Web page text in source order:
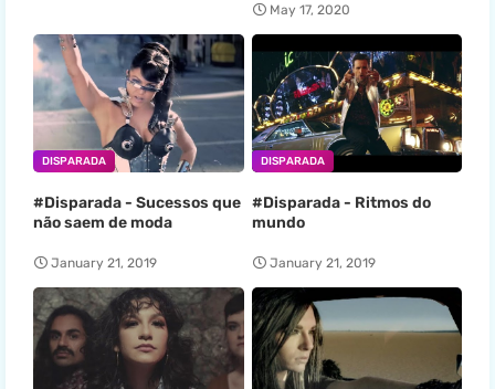
May 17, 2020
DISPARADA
#Disparada - Sucessos que
não saem de moda
January 21, 2019
DISPARADA
#Disparada - Ritmos do
mundo
January 21, 2019